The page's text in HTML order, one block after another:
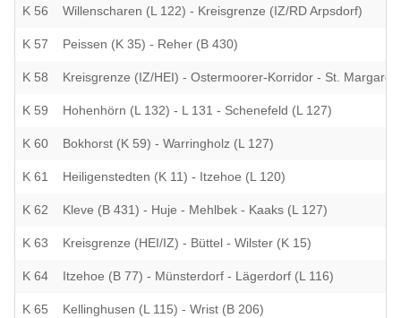
K 56 Willenscharen (L 122) - Kreisgrenze (IZ/RD Arpsdorf)
K 57 Peissen (K 35) - Reher (B 430)
K 58 Kreisgrenze (IZ/HEI) - Ostermoorer-Korridor - St.
K 59 Hohenhörn (L 132) - L 131 - Schenefeld (L 127)
K 60 Bokhorst (K 59) - Warringholz (L 127)
K 61 Heiligenstedten (K 11) - Itzehoe (L 120)
K 62 Kleve (B 431) - Huje - Mehlbek - Kaaks (L 127)
K 63 Kreisgrenze (HEI/IZ) - Büttel - Wilster (K 15)
K 64 Itzehoe (B 77) - Münsterdorf - Lägerdorf (L 116)
K 65 Kellinghusen (L 115) - Wrist (B 206)